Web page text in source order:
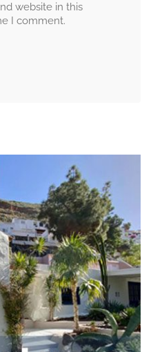
website in this
I comment.